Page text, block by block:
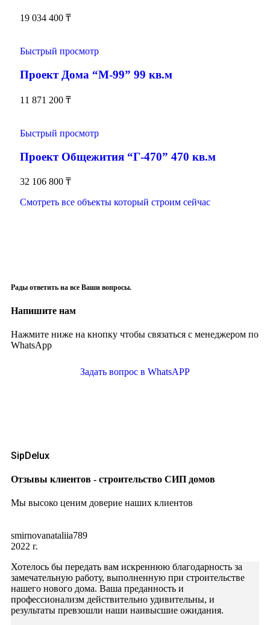
19 034 400 ₸
Быстрый просмотр
Проект Дома “М-99” 99 кв.м
11 871 200 ₸
Быстрый просмотр
Проект Общежития “Г-470” 470 кв.м
32 106 800 ₸
Смотреть все объекты который строим сейчас
Рады ответить на все Ваши вопросы.
Напишите нам
Нажмите ниже на кнопку чтобы связаться с менеджером по
WhatsApp
Задать вопрос в WhatsAPP
SipDelux
Отзывы клиентов - строительство СИП домов
Мы высоко ценим доверие наших клиентов
smirnovanataliia789
2022 г.
Хотелось бы передать вам искреннюю благодарность за
замечательную работу, выполненную при строительстве
нашего нового дома. Ваша преданность и
профессионализм действительно удивительны, и
результаты превзошли наши наивысшие ожидания.